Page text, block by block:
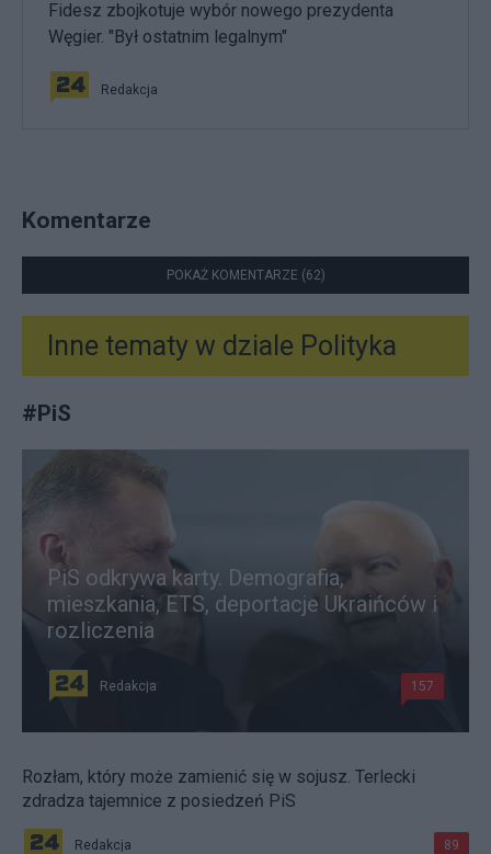
Fidesz zbojkotuje wybór nowego prezydenta
Węgier. "Był ostatnim legalnym"
Redakcja
Komentarze
POKAŻ KOMENTARZE (62)
Inne tematy w dziale Polityka
#PiS
PiS odkrywa karty. Demografia,
mieszkania, ETS, deportacje Ukraińców i
rozliczenia
Redakcja 157
Rozłam, który może zamienić się w sojusz. Terlecki
zdradza tajemnice z posiedzeń PiS
Redakcja 89